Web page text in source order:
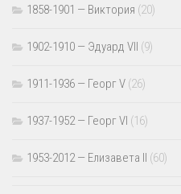
1858-1901 — Виктория (20)
1902-1910 — Эдуард VII (9)
1911-1936 — Георг V (26)
1937-1952 — Георг VI (16)
1953-2012 — Елизавета II (60)